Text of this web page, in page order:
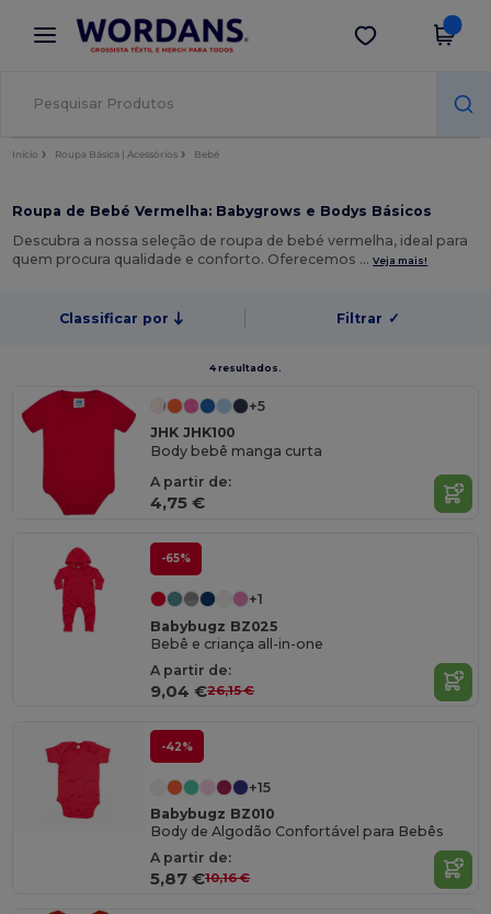
× App Wordans
Melhores preços na app!
Obter app
Início Roupa Básica | Acessórios Bebé
Roupa de Bebé Vermelha: Babygrows e Bodys Básicos
Descubra a nossa seleção de roupa de bebé vermelha, ideal para
quem procura qualidade e conforto. Oferecemos …Veja mais!
Classificar por Filtrar ✓
4 resultados.
+5
JHK JHK100
Body bebê manga curta
A partir de:
4,75 €
-65%
+1
Babybugz BZ025
Bebê e criança all-in-one
A partir de:
9,04 €26,15 €
-42%
+15
Babybugz BZ010
Body de Algodão Confortável para Bebês
A partir de:
5,87 €10,16 €